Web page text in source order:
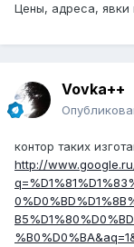
Цены, адреса, явки
Vovka++
контор таких
http://